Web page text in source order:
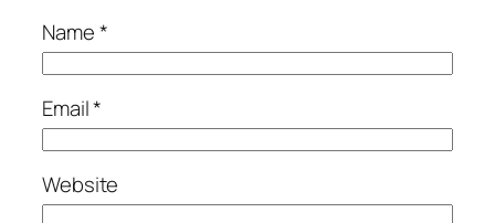
Name*
Email*
Website